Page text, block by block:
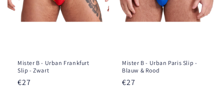
Mister B - Urban Frankfurt
Slip - Zwart
Prezzo
€27
Mister B - Urban Paris Slip -
Blauw & Rood
Prezzo
€27